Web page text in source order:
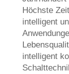
Höchste
intelligent
intelligent